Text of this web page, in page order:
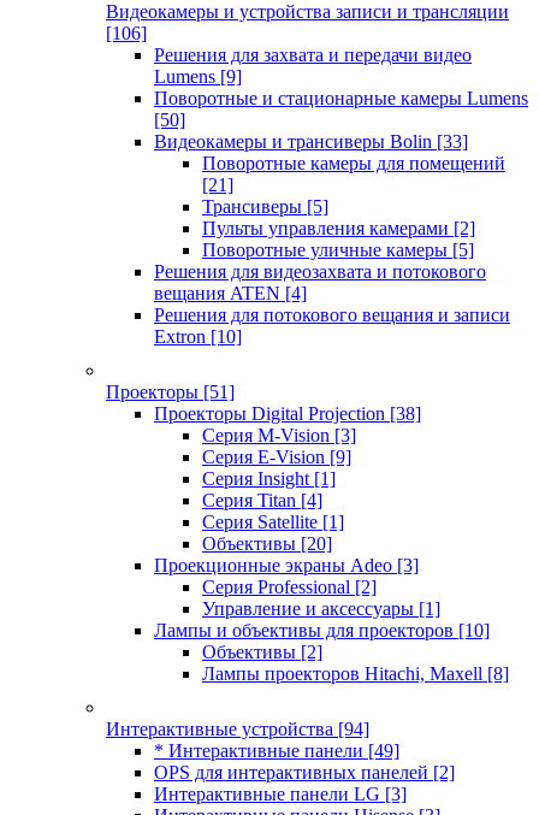
Видеокамеры и устройства записи и трансляции
[106]
Решения для захвата и передачи видео
Lumens [9]
Поворотные и стационарные камеры Lumens
[50]
Видеокамеры и трансиверы Bolin [33]
Поворотные камеры для помещений
[21]
Трансиверы [5]
Пульты управления камерами [2]
Поворотные уличные камеры [5]
Решения для видеозахвата и потокового
вещания ATEN [4]
Решения для потокового вещания и записи
Extron [10]
Проекторы [51]
Проекторы Digital Projection [38]
Серия M-Vision [3]
Серия E-Vision [9]
Серия Insight [1]
Серия Titan [4]
Серия Satellite [1]
Объективы [20]
Проекционные экраны Adeo [3]
Серия Professional [2]
Управление и аксессуары [1]
Лампы и объективы для проекторов [10]
Объективы [2]
Лампы проекторов Hitachi, Maxell [8]
Интерактивные устройства [94]
* Интерактивные панели [49]
OPS для интерактивных панелей [2]
Интерактивные панели LG [3]